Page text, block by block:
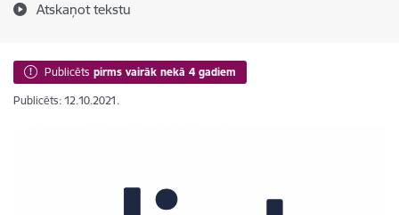
Atskaņot tekstu
Publicēts pirms vairāk nekā 4 gadiem
Publicēts: 12.10.2021.